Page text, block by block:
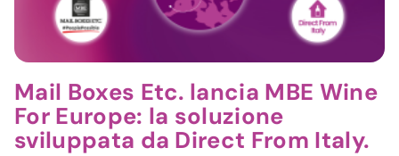
Mail Boxes Etc. lancia MBE Wine
For Europe: la soluzione
sviluppata da Direct From Italy.